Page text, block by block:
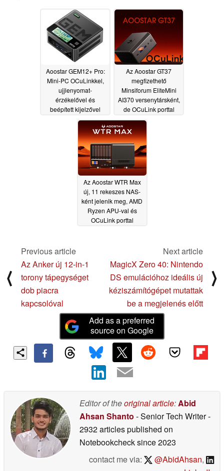
Aoostar GEM12+ Pro:
Mini-PC OCuLinkkel,
ujjlenyomat-
érzékelővel és
beépített kijelzővel
05/11/2025
Az Aoostar GT37
megfizethető
Minsiforum EliteMini
AI370 versenytársként,
de OCuLink porttal
jelenik meg
Az Aoostar WTR Max
új, 11 rekeszes NAS-
ként jelenik meg, AMD
Ryzen APU-val és
OCuLink porttal
⟨
Previous article
Az Anker új 12-in-1
torony tápegységet
dob piacra
kapcsolóval
Next article
MagicX Zero 40: Nintendo
DS emulációhoz ideális új
kéziszámítógépet mutattak
be a megjelenés előtt
⟩
Add as a preferred
source on Google
Editor of theoriginal article:Abid
Ahsan Shanto - Senior Tech Writer-
2932 articles published on
Notebookchecksince 2023
contact me via:
@AbidAhsan,